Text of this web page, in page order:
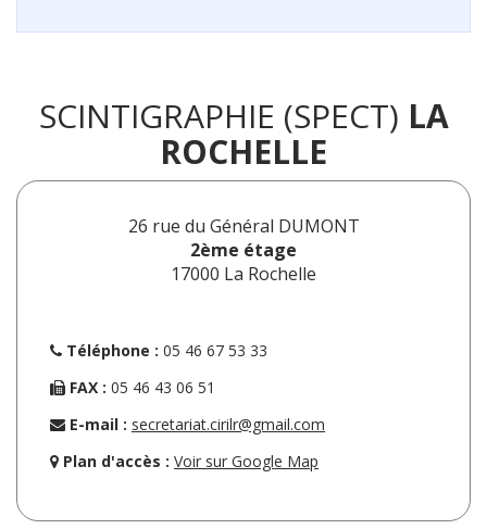
SCINTIGRAPHIE (SPECT) LA
ROCHELLE
26 rue du Général DUMONT
2ème étage
17000 La Rochelle
Téléphone : 05 46 67 53 33
FAX : 05 46 43 06 51
E-mail : secretariat.cirilr@gmail.com
Plan d'accès : Voir sur Google Map